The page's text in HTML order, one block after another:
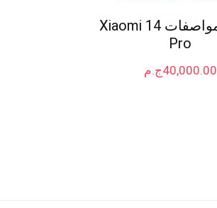
سعر و مواصفات Xiaomi 14
Pro
ج.م40,000.00